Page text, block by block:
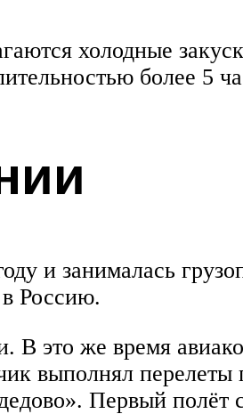
холодные
более 5
и занималась
Россию.
В это же время
выполнял перелеты
Первый полёт